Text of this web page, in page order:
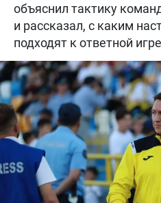
объяснил тактику
и рассказал, с каким
подходят к ответной